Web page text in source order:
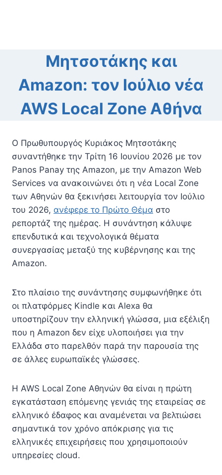
Μητσοτάκης και
Amazon: τον Ιούλιο νέα
AWS Local Zone Αθήνα
Ο Πρωθυπουργός Κυριάκος Μητσοτάκης
συναντήθηκε την Τρίτη 16 Ιουνίου 2026 με τον
Panos Panay της Amazon, με την Amazon Web
Services να ανακοινώνει ότι η νέα Local Zone
των Αθηνών θα ξεκινήσει λειτουργία τον Ιούλιο
του 2026, ανέφερε το Πρώτο Θέμα στο
ρεπορτάζ της ημέρας. Η συνάντηση κάλυψε
επενδυτικά και τεχνολογικά θέματα
συνεργασίας μεταξύ της κυβέρνησης και της
Amazon.
Στο πλαίσιο της συνάντησης συμφωνήθηκε ότι
οι πλατφόρμες Kindle και Alexa θα
υποστηρίζουν την ελληνική γλώσσα, μια εξέλιξη
που η Amazon δεν είχε υλοποιήσει για την
Ελλάδα στο παρελθόν παρά την παρουσία της
σε άλλες ευρωπαϊκές γλώσσες.
Η AWS Local Zone Αθηνών θα είναι η πρώτη
εγκατάσταση επόμενης γενιάς της εταιρείας σε
ελληνικό έδαφος και αναμένεται να βελτιώσει
σημαντικά τον χρόνο απόκρισης για τις
ελληνικές επιχειρήσεις που χρησιμοποιούν
υπηρεσίες cloud.